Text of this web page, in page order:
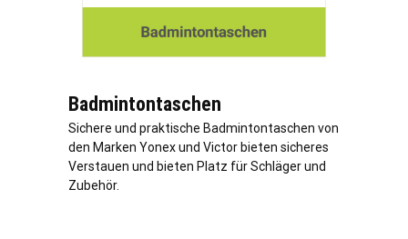
Badmintontaschen
Sichere und praktische Badmintontaschen von
den Marken Yonex und Victor bieten sicheres
Verstauen und bieten Platz für Schläger und
Zubehör.